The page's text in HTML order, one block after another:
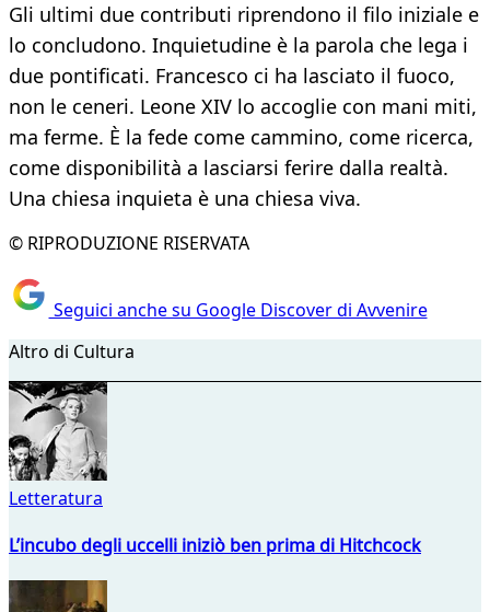
Gli ultimi due contributi riprendono il filo iniziale e
lo concludono. Inquietudine è la parola che lega i
due pontificati. Francesco ci ha lasciato il fuoco,
non le ceneri. Leone XIV lo accoglie con mani miti,
ma ferme. È la fede come cammino, come ricerca,
come disponibilità a lasciarsi ferire dalla realtà.
Una chiesa inquieta è una chiesa viva.
© RIPRODUZIONE RISERVATA
Seguici anche su Google Discover di Avvenire
Altro di Cultura
Letteratura
L’incubo degli uccelli iniziò ben prima di Hitchcock